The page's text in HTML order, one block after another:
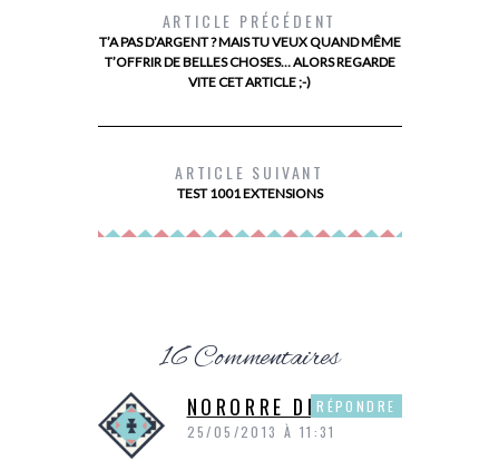
MES BOTTINES SCHOLL
ARTICLE PRÉCÉDENT
T’A PAS D’ARGENT ? MAIS TU VEUX QUAND MÊME
T’OFFRIR DE BELLES CHOSES… ALORS REGARDE
VITE CET ARTICLE ;-)
ARTICLE SUIVANT
TEST 1001 EXTENSIONS
16 Commentaires
NORORRE DE P&P
25/05/2013 À 11:31
RÉPONDRE